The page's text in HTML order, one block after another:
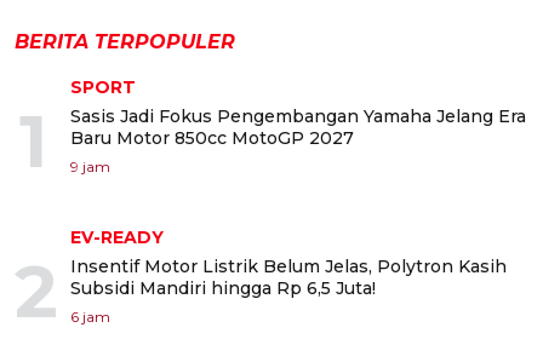
BERITA TERPOPULER
1
SPORT
Sasis Jadi Fokus Pengembangan Yamaha Jelang Era
Baru Motor 850cc MotoGP 2027
9 jam
2
EV-READY
Insentif Motor Listrik Belum Jelas, Polytron Kasih
Subsidi Mandiri hingga Rp 6,5 Juta!
6 jam